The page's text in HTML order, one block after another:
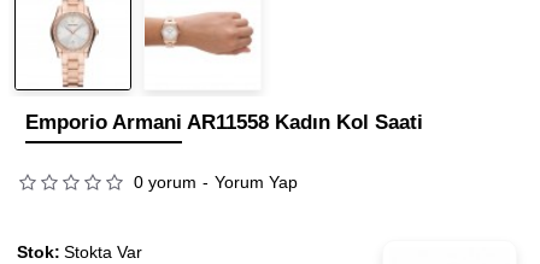
Emporio Armani AR11558 Kadın Kol Saati
0 yorum - Yorum Yap
Stok: Stokta Var